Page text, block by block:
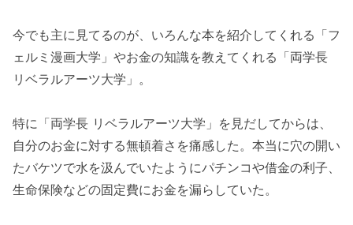
今でも主に見てるのが、いろんな本を紹介してくれる「フ
ェルミ漫画大学」やお金の知識を教えてくれる「両学長
リベラルアーツ大学」。
特に「両学長 リベラルアーツ大学」を見だしてからは、
自分のお金に対する無頓着さを痛感した。本当に穴の開い
たバケツで水を汲んでいたようにパチンコや借金の利子、
生命保険などの固定費にお金を漏らしていた。